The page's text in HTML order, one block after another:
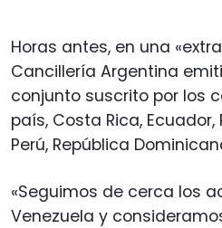
Horas antes, en una
Cancillería Argentina
conjunto suscrito por los
país, Costa Rica,
Perú, República
«Seguimos de cerca los
Venezuela y